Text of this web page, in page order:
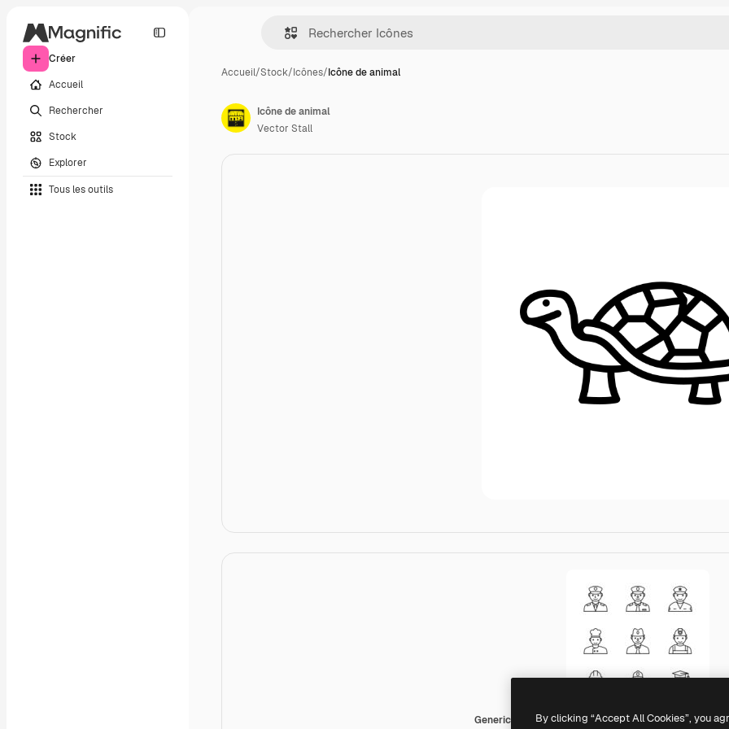
Créer
Accueil
Rechercher
Stock
Explorer
Tous les outils
Accueil/Stock/Icônes/Icône de animal
Generic outline
Icône de animal
Vector Stall
By clicking “Accept All Cookies”, you